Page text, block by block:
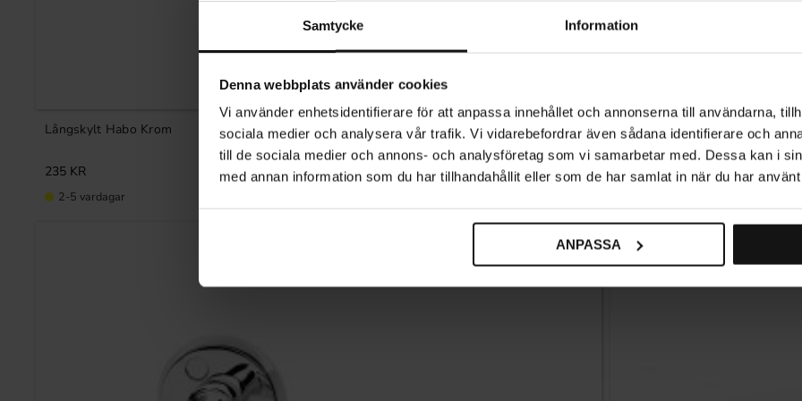
Samtycke Information
Denna webbplats använder cookies
Vi använder enhetsidentifierare för att anpassa innehållet och annonserna till användarna,
sociala medier och analysera vår trafik. Vi vidarebefordrar även sådana identifierare och
till de sociala medier och annons- och analysföretag som vi samarbetar med. Dessa kan i
med annan information som du har tillhandahållit eller som de har samlat in när du har
ANPASSA
Långskylt Habo Krom
235 KR
2-5 vardagar
Dörrhandtag 383 Innerdörr
509KR